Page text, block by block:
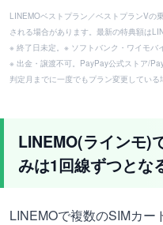
LINEMOベストプラン／ベストプランVの
される場合があります。最新の特典額は
※ 終了日未定。※ ソフトバンク・ワイモバ
※ 出金・譲渡不可。PayPay公式ストア/
判定月までに一度でもプラン変更している
LINEMO(ラインモ)
みは1回線ずつとな
LINEMOで複数のSIMカー